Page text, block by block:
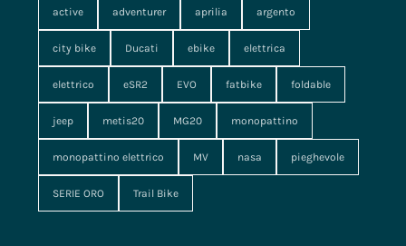
active adventurer aprilia argento
city bike Ducati ebike elettrica
elettrico eSR2 EVO fatbike foldable
jeep metis20 MG20 monopattino
monopattino elettrico MV nasa pieghevole
SERIE ORO Trail Bike